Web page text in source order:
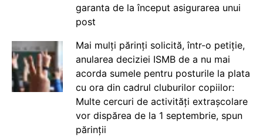
garanta de la început asigurarea unui
post
Mai mulți părinți solicită, într-o petiție,
anularea deciziei ISMB de a nu mai
acorda sumele pentru posturile la plata
cu ora din cadrul cluburilor copiilor:
Multe cercuri de activități extrașcolare
vor dispărea de la 1 septembrie, spun
părinții